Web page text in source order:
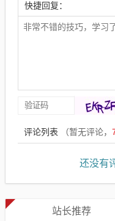
快捷回复：
评论列表 （暂无评论，
还没有
站长推荐